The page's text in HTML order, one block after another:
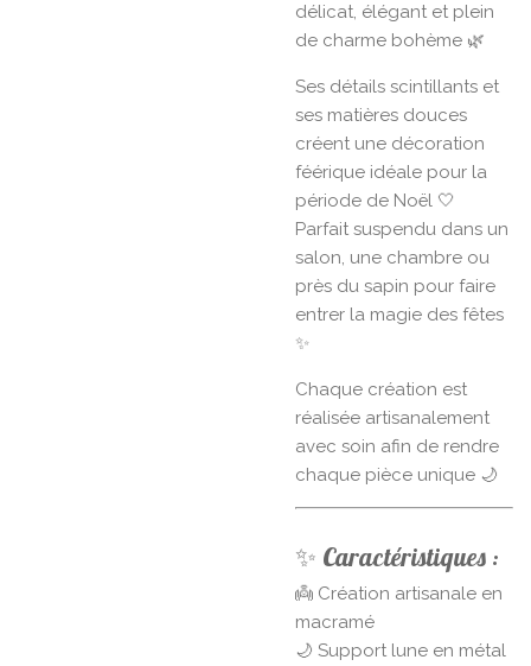
délicat, élégant et plein
de charme bohème 🌿
Ses détails scintillants et
ses matières douces
créent une décoration
féérique idéale pour la
période de Noël 🤍
Parfait suspendu dans un
salon, une chambre ou
près du sapin pour faire
entrer la magie des fêtes
✨
Chaque création est
réalisée artisanalement
avec soin afin de rendre
chaque pièce unique 🌙
✨ Caractéristiques :
👼 Création artisanale en
macramé
🌙 Support lune en métal